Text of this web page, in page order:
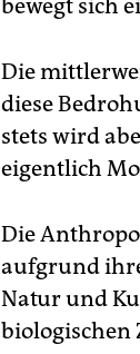
bewegt sich
Die
diese
stets wird
eigentlich
Die
aufgrund
Natur und
biologischen